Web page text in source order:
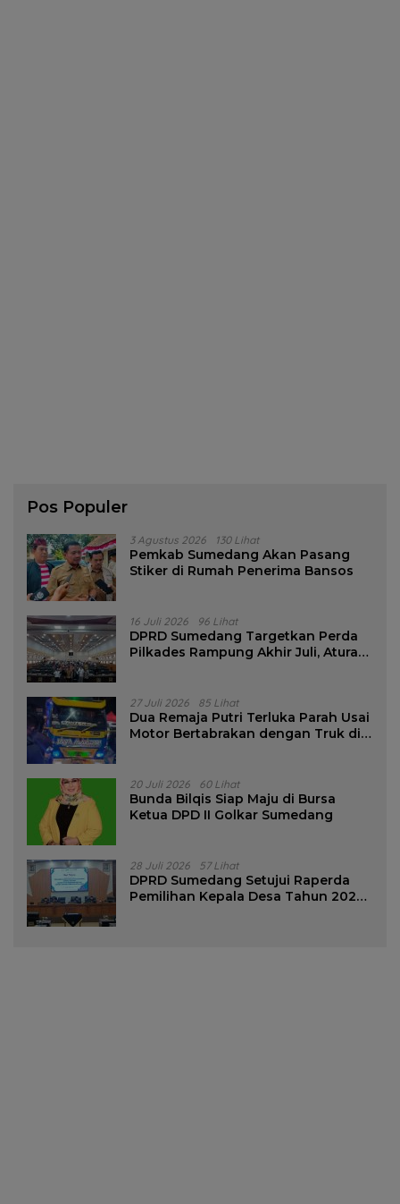
Pos Populer
3 Agustus 2026 130 Lihat
Pemkab Sumedang Akan Pasang
Stiker di Rumah Penerima Bansos
16 Juli 2026 96 Lihat
DPRD Sumedang Targetkan Perda
Pilkades Rampung Akhir Juli, Aturan
27 Juli 2026 85 Lihat
Dua Remaja Putri Terluka Parah Usai
Motor Bertabrakan dengan Truk di
20 Juli 2026 60 Lihat
Bunda Bilqis Siap Maju di Bursa
Ketua DPD II Golkar Sumedang
28 Juli 2026 57 Lihat
DPRD Sumedang Setujui Raperda
Pemilihan Kepala Desa Tahun 2026